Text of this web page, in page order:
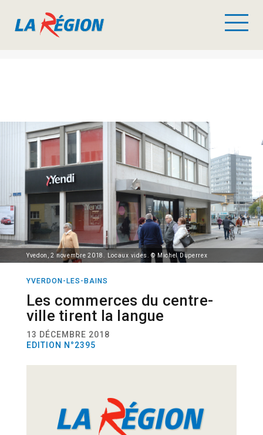
Yvedon, 2 novembre 2018. Locaux vides. © Michel Duperrex
YVERDON-LES-BAINS
Les commerces du centre-
ville tirent la langue
13 DÉCEMBRE 2018
EDITION N°2395